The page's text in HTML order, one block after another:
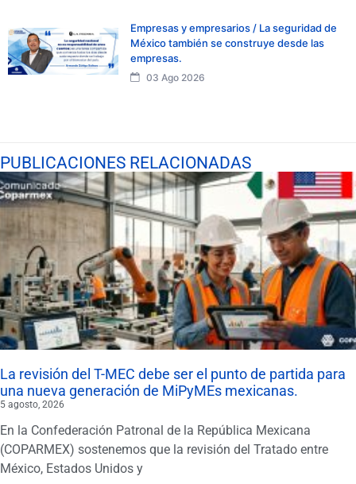
Empresas y empresarios / La seguridad de
México también se construye desde las
empresas.
03 Ago 2026
PUBLICACIONES RELACIONADAS
La revisión del T-MEC debe ser el punto de partida para
una nueva generación de MiPyMEs mexicanas.
5 agosto, 2026
En la Confederación Patronal de la República Mexicana
(COPARMEX) sostenemos que la revisión del Tratado entre
México, Estados Unidos y